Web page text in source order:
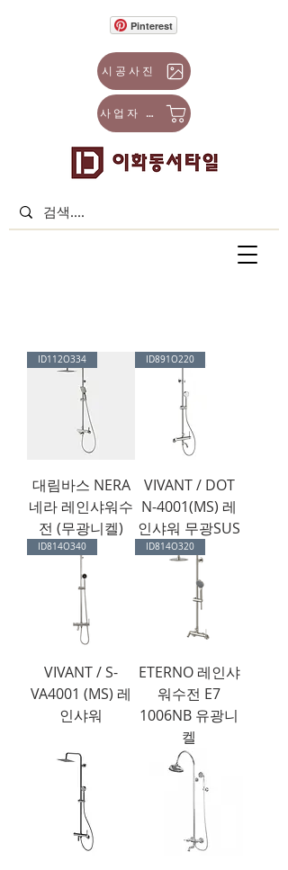
사업자 몰
시공사진
Pinterest
ID112O334
대림바스 NERA
네라 레인샤워수
전 (무광니켈)
ID891O220
VIVANT / DOT
N-4001(MS) 레
인샤워 무광SUS
ID814O340
VIVANT / S-
VA4001 (MS) 레
인샤워
ID814O320
ETERNO 레인샤
워수전 E7
1006NB 유광니
켈